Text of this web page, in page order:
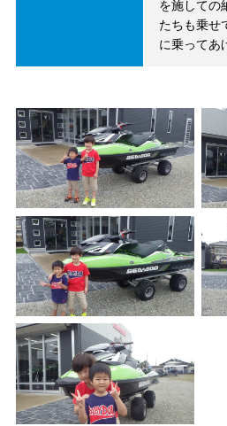
を施しての
たちも乗せ
に乗ってあ